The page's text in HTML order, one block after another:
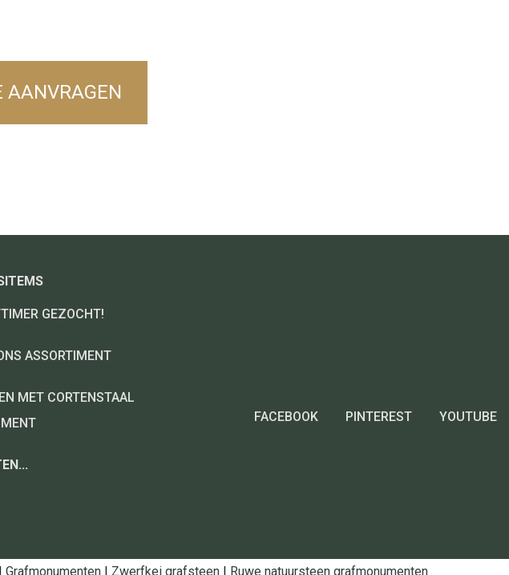
AANVRAGEN
GEZOCHT!
ASSORTIMENT
MET CORTENSTAAL
FACEBOOK PINTEREST YOUTUBE
| Grafmonumenten | Zwerfkei grafsteen | Ruwe natuursteen grafmonumenten